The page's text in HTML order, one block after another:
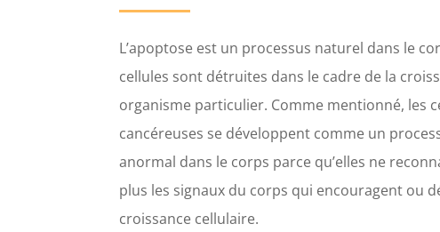
L’apoptose est un processus naturel dans le
cellules sont détruites dans le cadre de la
organisme particulier. Comme mentionné, les
cancéreuses se développent comme un
anormal dans le corps parce qu’elles ne
plus les signaux du corps qui encouragent ou
croissance cellulaire.